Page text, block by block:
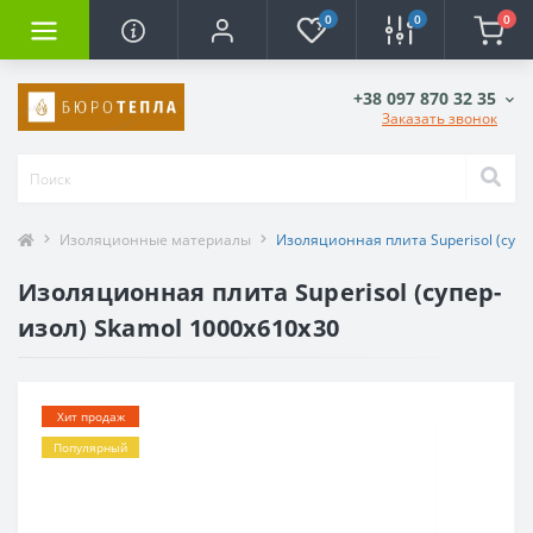
0 0 0
+38 097 870 32 35
Заказать звонок
Изоляционные материалы Изоляционная плита Superisol
Изоляционная плита Superisol (супер-
изол) Skamol 1000x610x30
Хит продаж
Популярный